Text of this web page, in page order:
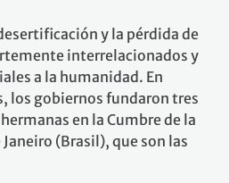
y la pérdida de
interrelacionados y
a la humanidad. En
los gobiernos fundaron tres
en la Cumbre de la
(Brasil), que son las